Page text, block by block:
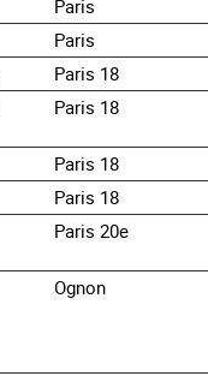
Paris
Paris
Paris 18
Paris 18
Paris 18
Paris 18
Paris 20e
Ognon